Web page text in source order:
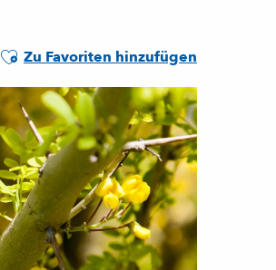
Ajouter aux favoris
Zu Favoriten hinzufügen